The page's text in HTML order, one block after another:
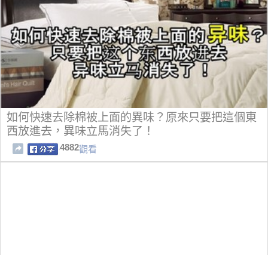
如何快速去除棉被上面的異味？原來只要把這個東
西放進去，異味立馬消失了！
4882觀看